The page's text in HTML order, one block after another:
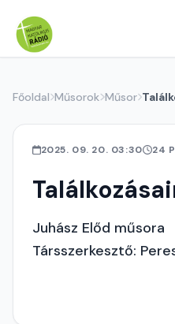
Főoldal Műsorok Műsor
2025. 09. 20. 03:30 24
Juhász Előd műsora
Társszerkesztő: